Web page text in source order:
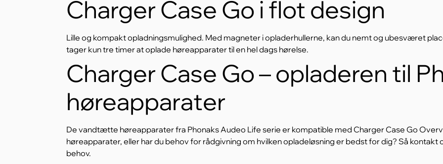
Charger Case Go i flot design
Lille og kompakt opladningsmulighed. Med magneter i opladerhullerne, kan du nemt og ubesværet
tager kun tre timer at oplade høreapparater til en hel dags hørelse.
Charger Case Go – opladeren til
høreapparater
De vandtætte høreapparater fra Phonaks Audeo Life serie er kompatible med Charger Case Go
høreapparater, eller har du behov for rådgivning om hvilken opladeløsning er bedst for dig? Så kontakt
behov.